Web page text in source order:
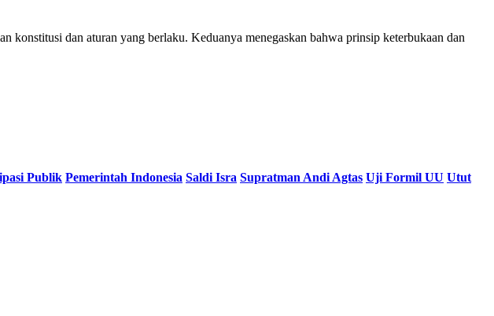
konstitusi dan aturan yang berlaku. Keduanya menegaskan bahwa prinsip keterbukaan dan
Publik Pemerintah Indonesia Saldi Isra Supratman Andi Agtas Uji Formil UU Utut